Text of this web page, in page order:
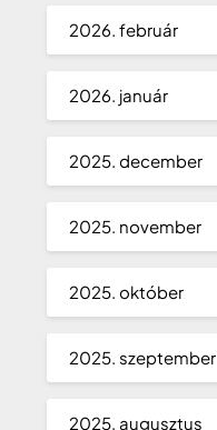
2026. február
2026. január
2025. december
2025. november
2025. október
2025. szeptember
2025. augusztus